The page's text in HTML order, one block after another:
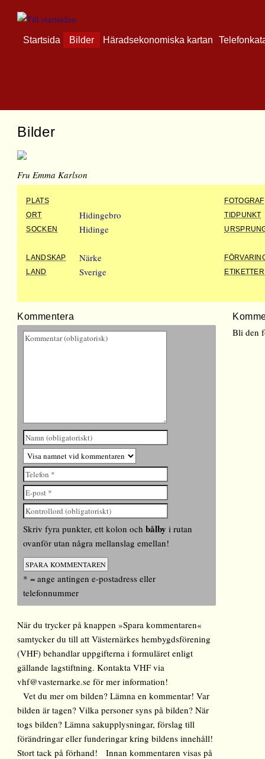
Startsida Bilder Häradsekonomiska kartan
Bilder
Fru Emma Karlson
PLATS
FOTOGRAF
ORT
Hidingebro
TIDPUNKT
SOCKEN
Hidinge
LANDSKAP Närke
LAND
Sverige ETIKETTER
Kommentera
Skriv fyra punkter, ett kolon ochbålby i rutan
ovanför utan några mellanslag emellan!
* = ange antingen e-postadress eller
telefonnummer
När du trycker på knappen »Spara kommentaren«
samtycker du till att Västernärkes hembygdsförening
(VHF) behandlar uppgifterna i formuläret enligt
gällande lagstiftning. Kontakta VHF via
vhf@vasternarke.se för mer information!
Vet du mer om bilden? Lämna en kommentar! Var
bilden är tagen? Vilka personer syns på bilden? När
togs bilden? Lämna sakupplysningar, förslag till
förändringar eller funderingar kring bildens innehåll!
Stort tack på förhand! Innan kommentaren visas på
Bli den